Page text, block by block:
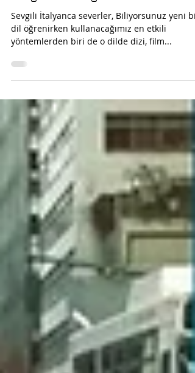
Türk Dizilerini Nasıl
İtalyanca İzliyorum?
Sevgili İtalyanca severler, Biliyorsunuz yeni bir
dil öğrenirken kullanacağımız en etkili